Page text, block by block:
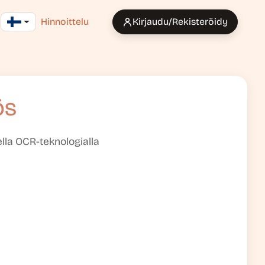
Hinnoittelu Kirjaudu/Rekisteröidy
OCR-teknologialla